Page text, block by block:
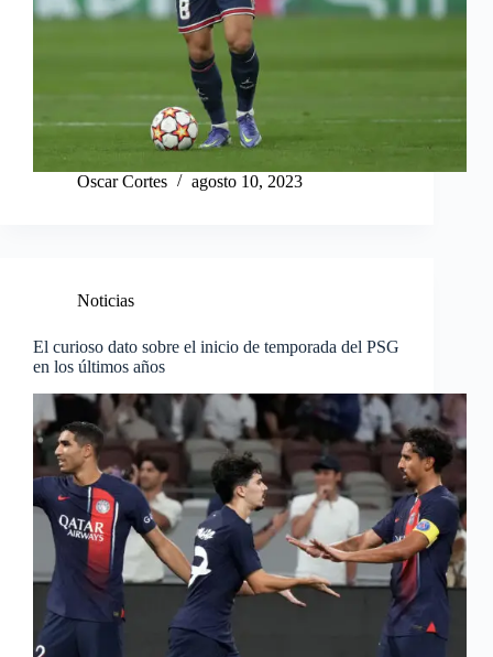
Oscar Cortes agosto 10, 2023
Noticias
El curioso dato sobre el inicio de temporada del PSG
en los últimos años